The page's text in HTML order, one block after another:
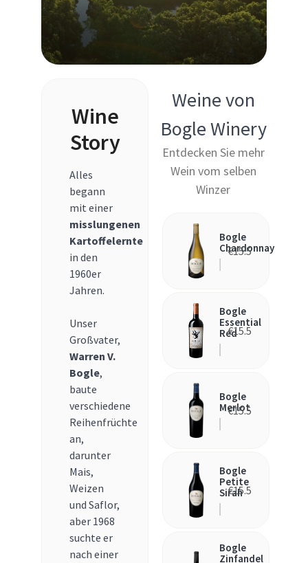
Wine
Story
Alles
begann
mit einer
misslungenen
Kartoffelernte
in den
1960er
Jahren.
Unser
Großvater,
Warren V.
Bogle,
baute
verschiedene
Reihenfrüchte
an,
darunter
Mais,
Weizen
und Saflor,
aber 1968
suchte er
nach einer
Weine von
Bogle Winery
Entdecken Sie mehr
Wein vom selben
Winzer
Bogle
Chardonnay
€15.5
Bogle
Essential
Red
€15.5
Bogle
Merlot
€15.5
Bogle
Petite
Sirah
€15.5
Bogle
Zinfandel